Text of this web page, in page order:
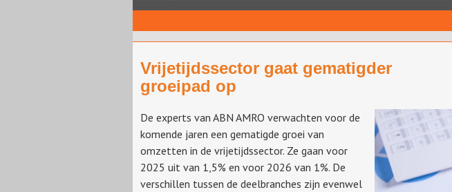
Vrijetijdssector gaat gematigder
groeipad op
De experts van ABN AMRO verwachten voor de
komende jaren een gematigde groei van
omzetten in de vrijetijdssector. Ze gaan voor
2025 uit van 1,5% en voor 2026 van 1%. De
verschillen tussen de deelbranches zijn evenwel